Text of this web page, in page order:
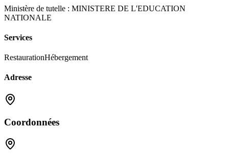
Ministère de tutelle : MINISTERE DE L'EDUCATION
NATIONALE
Services
RestaurationHébergement
Adresse
Coordonnées